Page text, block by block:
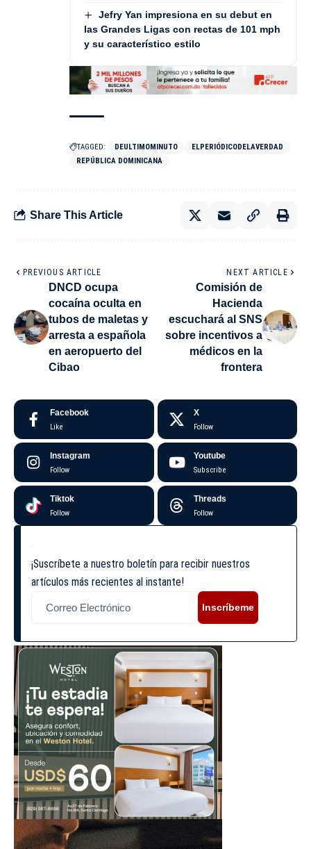
Jefry Yan impresiona en su debut en
las Grandes Ligas con rectas de 101 mph
y su característico estilo
TAGGED: DEULTIMOMINUTO
ELPERIÓDICODELAVERDAD
REPÚBLICA DOMINICANA
Share This Article
PREVIOUS ARTICLE
DNCD ocupa
cocaína oculta en
tubos de maletas y
arresta a española
en aeropuerto del
Cibao
NEXT ARTICLE
Comisión de
Hacienda
escuchará al SNS
sobre incentivos a
médicos en la
frontera
Facebook
Like
X
Follow
Instagram
Follow
Youtube
Subscribe
Tiktok
Follow
Threads
Follow
¡Suscríbete a nuestro boletín para recibir nuestros
artículos más recientes al instante!
Inscríbeme